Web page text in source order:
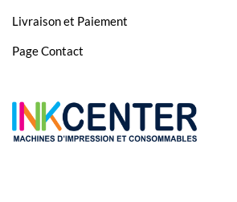
Livraison et Paiement
Page Contact